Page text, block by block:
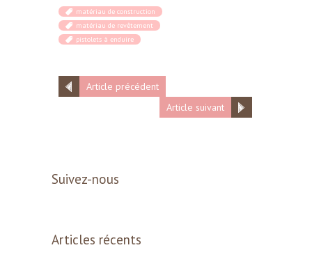
matériau de construction
matériau de revêtement
pistolets à enduire
Article précédent
Article suivant
Suivez-nous
Articles récents